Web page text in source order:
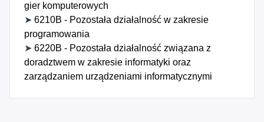
gier komputerowych
➤ 6210B - Pozostała działalność w zakresie
programowania
➤ 6220B - Pozostała działalność związana z
doradztwem w zakresie informatyki oraz
zarządzaniem urządzeniami informatycznymi